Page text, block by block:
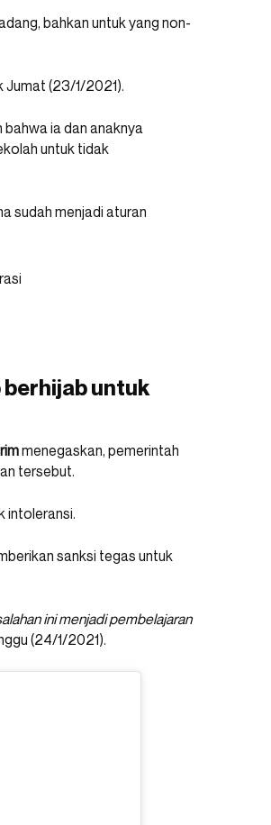
bahkan untuk yang non-
Jumat (23/1/2021).
ia dan anaknya
untuk tidak
sudah menjadi aturan
berhijab untuk
menegaskan, pemerintah
tersebut.
intoleransi.
sanksi tegas untuk
ini menjadi pembelajaran
(24/1/2021).